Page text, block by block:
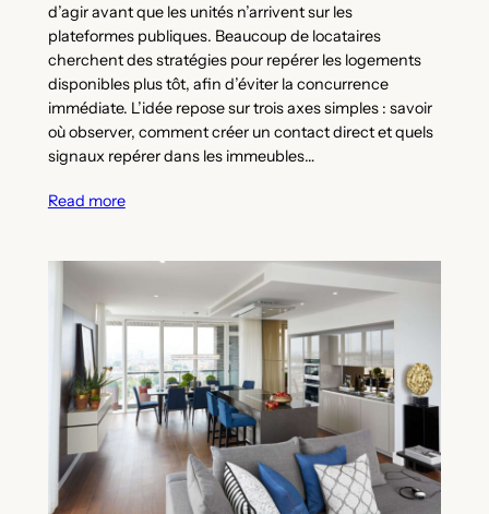
d’agir avant que les unités n’arrivent sur les
plateformes publiques. Beaucoup de locataires
cherchent des stratégies pour repérer les logements
disponibles plus tôt, afin d’éviter la concurrence
immédiate. L’idée repose sur trois axes simples : savoir
où observer, comment créer un contact direct et quels
signaux repérer dans les immeubles…
Read more